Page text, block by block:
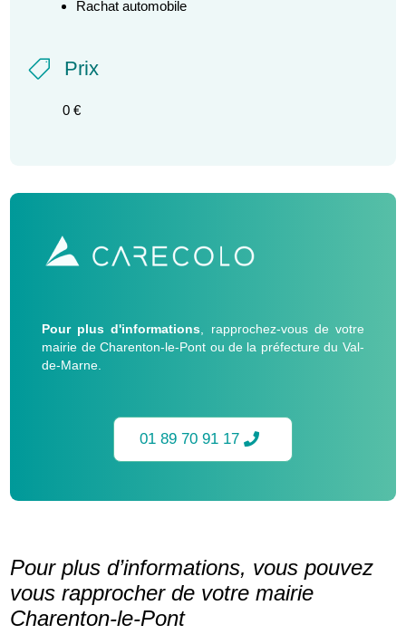
Rachat automobile
 Prix
0 €
Pour plus d'informations , rapprochez-vous de votre
mairie de Charenton-le-Pont ou de la préfecture du Val-
de-Marne.
01 89 70 91 17
Pour plus d’informations, vous pouvez
vous rapprocher de votre mairie
Charenton-le-Pont